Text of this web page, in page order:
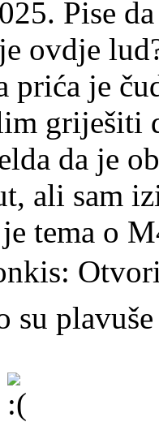
Pise
ovdje
prića je
griješiti
da je
ali sam
tema o
su